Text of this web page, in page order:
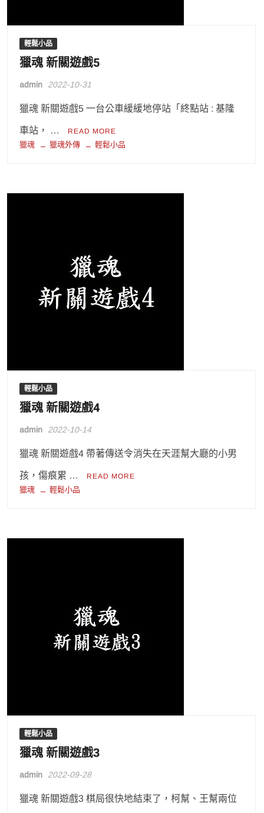
輕鬆小品
獵魂 新關遊戲5
admin 2022-10-31
獵魂 新關遊戲5 一台公車緩緩地停站「終點站 : 基隆
車站， … READ MORE
獵魂 獵魂外傳 輕鬆小品
輕鬆小品
獵魂 新關遊戲4
admin 2022-10-14
獵魂 新關遊戲4 帶著傳送令消失在天涯幫大廳的小男
孩，傷痕累 … READ MORE
獵魂 輕鬆小品
輕鬆小品
獵魂 新關遊戲3
admin 2022-09-28
獵魂 新關遊戲3 棋局很快地結束了，柯幫、王幫兩位